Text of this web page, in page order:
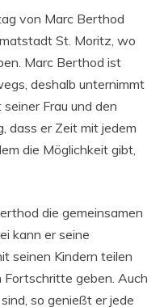
von Marc Berthod
St. Moritz, wo
Marc Berthod ist
deshalb unternimmt
Frau und den
dass er Zeit mit jedem
die Möglichkeit gibt,
die gemeinsamen
kann er seine
seinen Kindern teilen
Fortschritte geben. Auch
so genießt er jede